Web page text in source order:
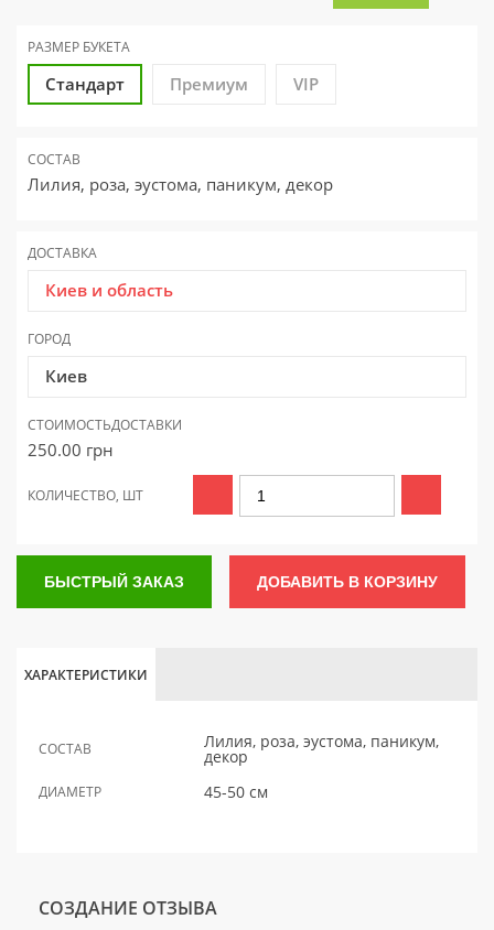
РАЗМЕР БУКЕТА
Стандарт Премиум VIP
СОСТАВ
Лилия, роза, эустома, паникум, декор
ДОСТАВКА
Киев и область
ГОРОД
Киев
СТОИМОСТЬДОСТАВКИ
250.00 грн
КОЛИЧЕСТВО, ШТ
БЫСТРЫЙ ЗАКАЗ ДОБАВИТЬ В КОРЗИНУ
ХАРАКТЕРИСТИКИ
СОСТАВ Лилия, роза, эустома, паникум,
декор
ДИАМЕТР 45-50 см
СОЗДАНИЕ ОТЗЫВА